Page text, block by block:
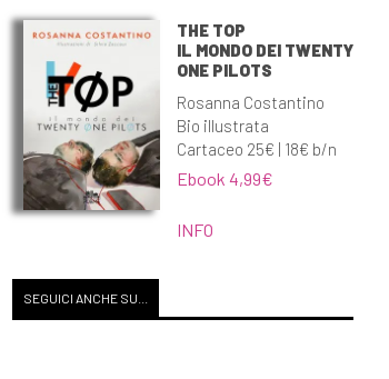
THE TOP
IL MONDO DEI TWENTY
ONE PILOTS
Rosanna Costantino
Bio illustrata
Cartaceo 25€ | 18€ b/n
Ebook 4,99€
INFO
SEGUICI ANCHE SU...